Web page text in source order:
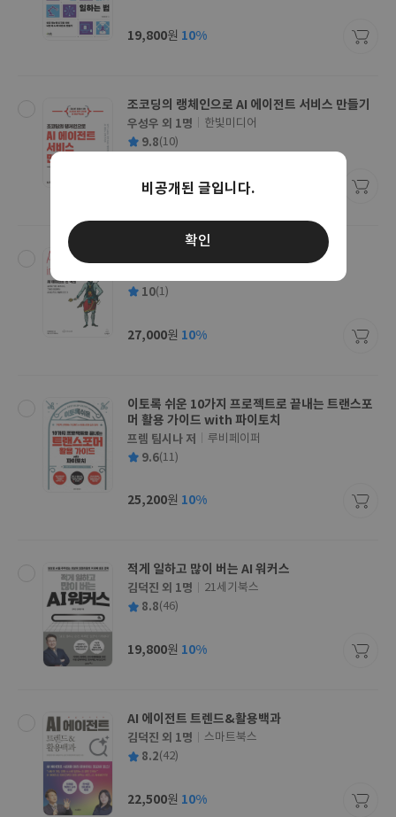
비공개된 글입니다.
확인
사
가
19,800원 10%
조코딩의 랭체인으로 AI 에이전트 서비스 만들기
글
쓴
우성우 외 1명
출
한빛미디어
평 9.8(10)
28,800원10%
글
쓴
출
사
평 10(1)
가
27,000원 10%
이토록 쉬운 10가지 프로젝트로 끝내는 트랜스포
머 활용 가이드 with 파이토치
글
쓴
프렘 팀시나 저
출
사
루비페이퍼
평 9.6(11)
가
25,200원 10%
적게 일하고 많이 버는 AI 워커스
글
쓴
김덕진 외 1명
출
사
21세기북스
평 8.8(46)
가
19,800원 10%
AI 에이전트 트렌드&활용백과
글
쓴
김덕진 외 1명
출
사
스마트북스
평 8.2(42)
가
22,500원 10%